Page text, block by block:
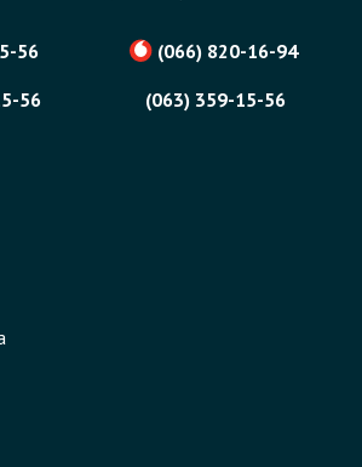
56
(066) 820-16-94
56
(063) 359-15-56